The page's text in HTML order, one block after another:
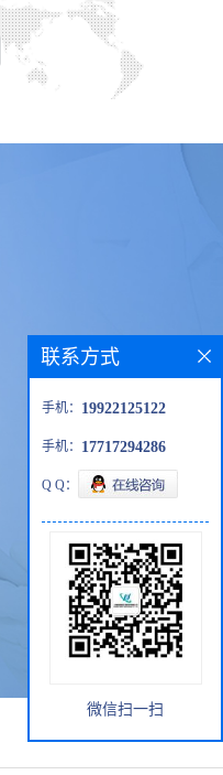
联系方式
手机： 19922125122
手机： 17717294286
Q Q：
微信扫一扫